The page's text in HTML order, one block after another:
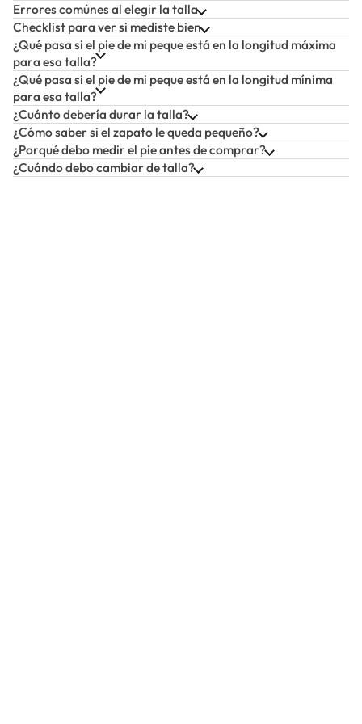
Errores comúnes al elegir la talla
Checklist para ver si mediste bien
¿Qué pasa si el pie de mi peque está en la longitud máxima
para esa talla?
¿Qué pasa si el pie de mi peque está en la longitud mínima
para esa talla?
¿Cuánto debería durar la talla?
¿Cómo saber si el zapato le queda pequeño?
¿Porqué debo medir el pie antes de comprar?
¿Cuándo debo cambiar de talla?